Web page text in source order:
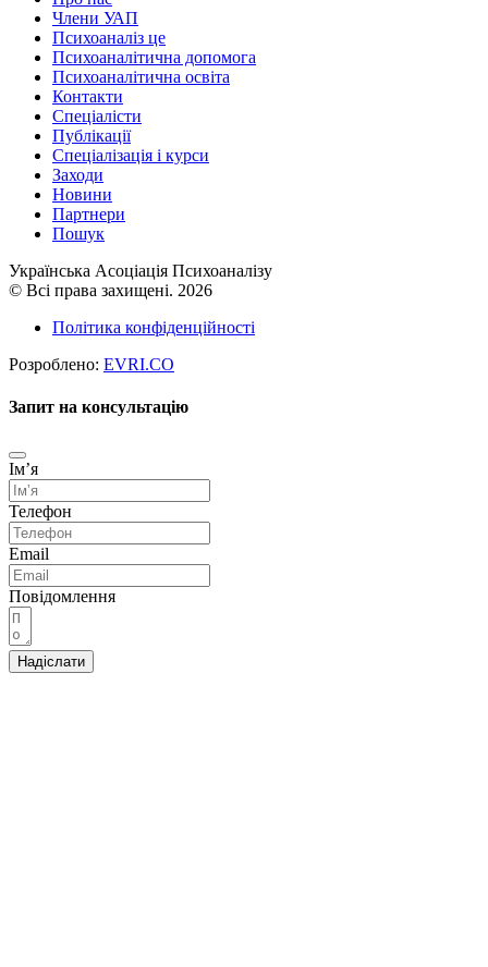
Члени УАП
Психоаналіз це
Психоаналітична допомога
Психоаналітична освіта
Контакти
Спеціалісти
Публікації
Cпеціалізація і курси
Заходи
Новини
Партнери
Пошук
Українська Асоціація Психоаналізу
© Всі права захищені. 2026
Політика конфіденційності
Розроблено: EVRI.CO
Запит на консультацію
Імʼя
Телефон
Email
Повідомлення
Надіслати